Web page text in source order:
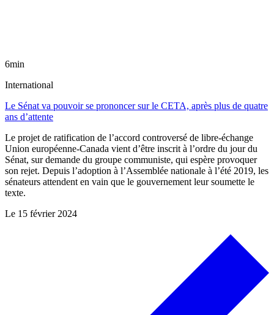
6min
International
Le Sénat va pouvoir se prononcer sur le CETA, après plus de quatre
ans d’attente
Le projet de ratification de l’accord controversé de libre-échange
Union européenne-Canada vient d’être inscrit à l’ordre du jour du
Sénat, sur demande du groupe communiste, qui espère provoquer
son rejet. Depuis l’adoption à l’Assemblée nationale à l’été 2019, les
sénateurs attendent en vain que le gouvernement leur soumette le
texte.
Le 15 février 2024